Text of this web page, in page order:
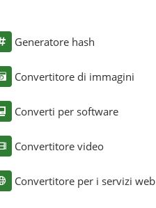
Generatore hash
Convertitore di immagini
Converti per software
Convertitore video
Convertitore per i servizi web